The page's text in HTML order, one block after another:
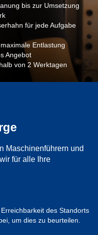
bis zur Umsetzung
für jede Aufgabe
Entlastung
Angebot
von 2 Werktagen
Maschinenführern und
für alle Ihre
des Standorts
um dies zu beurteilen.